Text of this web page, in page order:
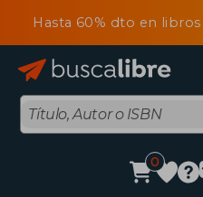
Hasta 60% dto en
0